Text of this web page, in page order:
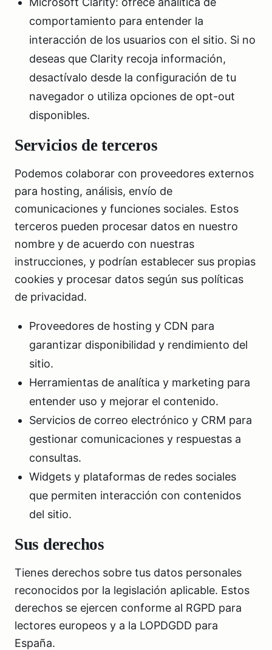
comportamiento para entender la
interacción de los usuarios con el sitio. Si no
deseas que Clarity recoja información,
desactívalo desde la configuración de tu
navegador o utiliza opciones de opt-out
disponibles.
Servicios de terceros
Podemos colaborar con proveedores externos
para hosting, análisis, envío de
comunicaciones y funciones sociales. Estos
terceros pueden procesar datos en nuestro
nombre y de acuerdo con nuestras
instrucciones, y podrían establecer sus propias
cookies y procesar datos según sus políticas
de privacidad.
Proveedores de hosting y CDN para
garantizar disponibilidad y rendimiento del
sitio.
Herramientas de analítica y marketing para
entender uso y mejorar el contenido.
Servicios de correo electrónico y CRM para
gestionar comunicaciones y respuestas a
consultas.
Widgets y plataformas de redes sociales
que permiten interacción con contenidos
del sitio.
Sus derechos
Tienes derechos sobre tus datos personales
reconocidos por la legislación aplicable. Estos
derechos se ejercen conforme al RGPD para
lectores europeos y a la LOPDGDD para
España.